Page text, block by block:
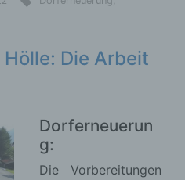
Die Arbeit
Dorferneuerun
g:
Die Vorbereitungen